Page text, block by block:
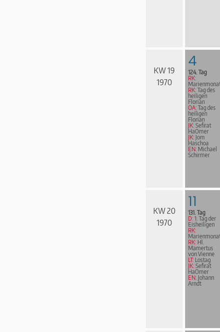
KW 19
1970
4
124. Tag
RK:
RK: Tag des
heiligen
Florian
OA: Tag des
heiligen
Florian
JK: Sefirat
HaOmer
JK: Jom
Haschoa
EN: Michael
Schirmer
KW 20
1970
11
131. Tag
D: 1. Tag der
Eisheiligen
RK:
RK: Hl.
Mamertus
von Vienne
LT: Lostag
JK: Sefirat
HaOmer
EN: Johann
Arndt